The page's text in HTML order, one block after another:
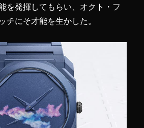
を発揮してもらい、オクト・フ
チにそ才能を生かした。